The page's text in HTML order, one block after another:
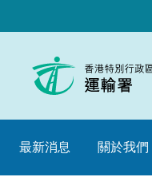
至
始
最新消息 關於我們